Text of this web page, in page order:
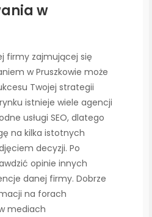
w
firmy zajmującej się
w Pruszkowie może
Twojej strategii
istnieje wiele agencji
usługi SEO, dlatego
na kilka istotnych
decyzji. Po
opinie innych
danej firmy. Dobrze
na forach
mediach